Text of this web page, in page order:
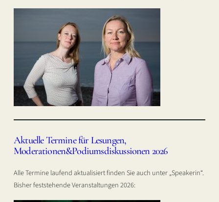
Aktuelle Termine für Lesungen,
Moderationen&Podiumsdiskussionen 2026
Alle Termine laufend aktualisiert finden Sie auch unter „Speakerin“.
Bisher feststehende Veranstaltungen 2026: